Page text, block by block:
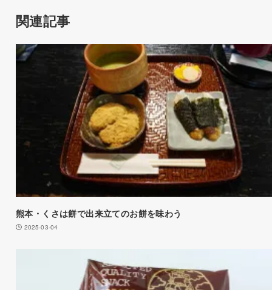
関連記事
熊本・くさは餅で出来立てのお餅を味わう
2025-03-04